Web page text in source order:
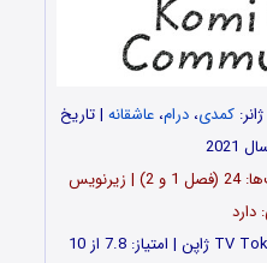
کمدی،درام،عاشقانه | تاریخ
زبان: دوبله فارسی | تعداد قسمت‌‌ها: 24 (فصل 1 و 2) | زیرنویس
دارد